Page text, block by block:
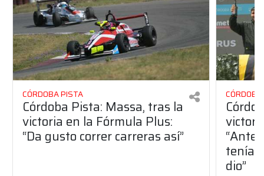
CÓRDOBA PISTA
Córdoba Pista: Massa, tras la
victoria en la Fórmula Plus:
“Da gusto correr carreras así”
dio”